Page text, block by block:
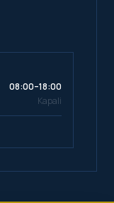
08:00–18:00
Kapali